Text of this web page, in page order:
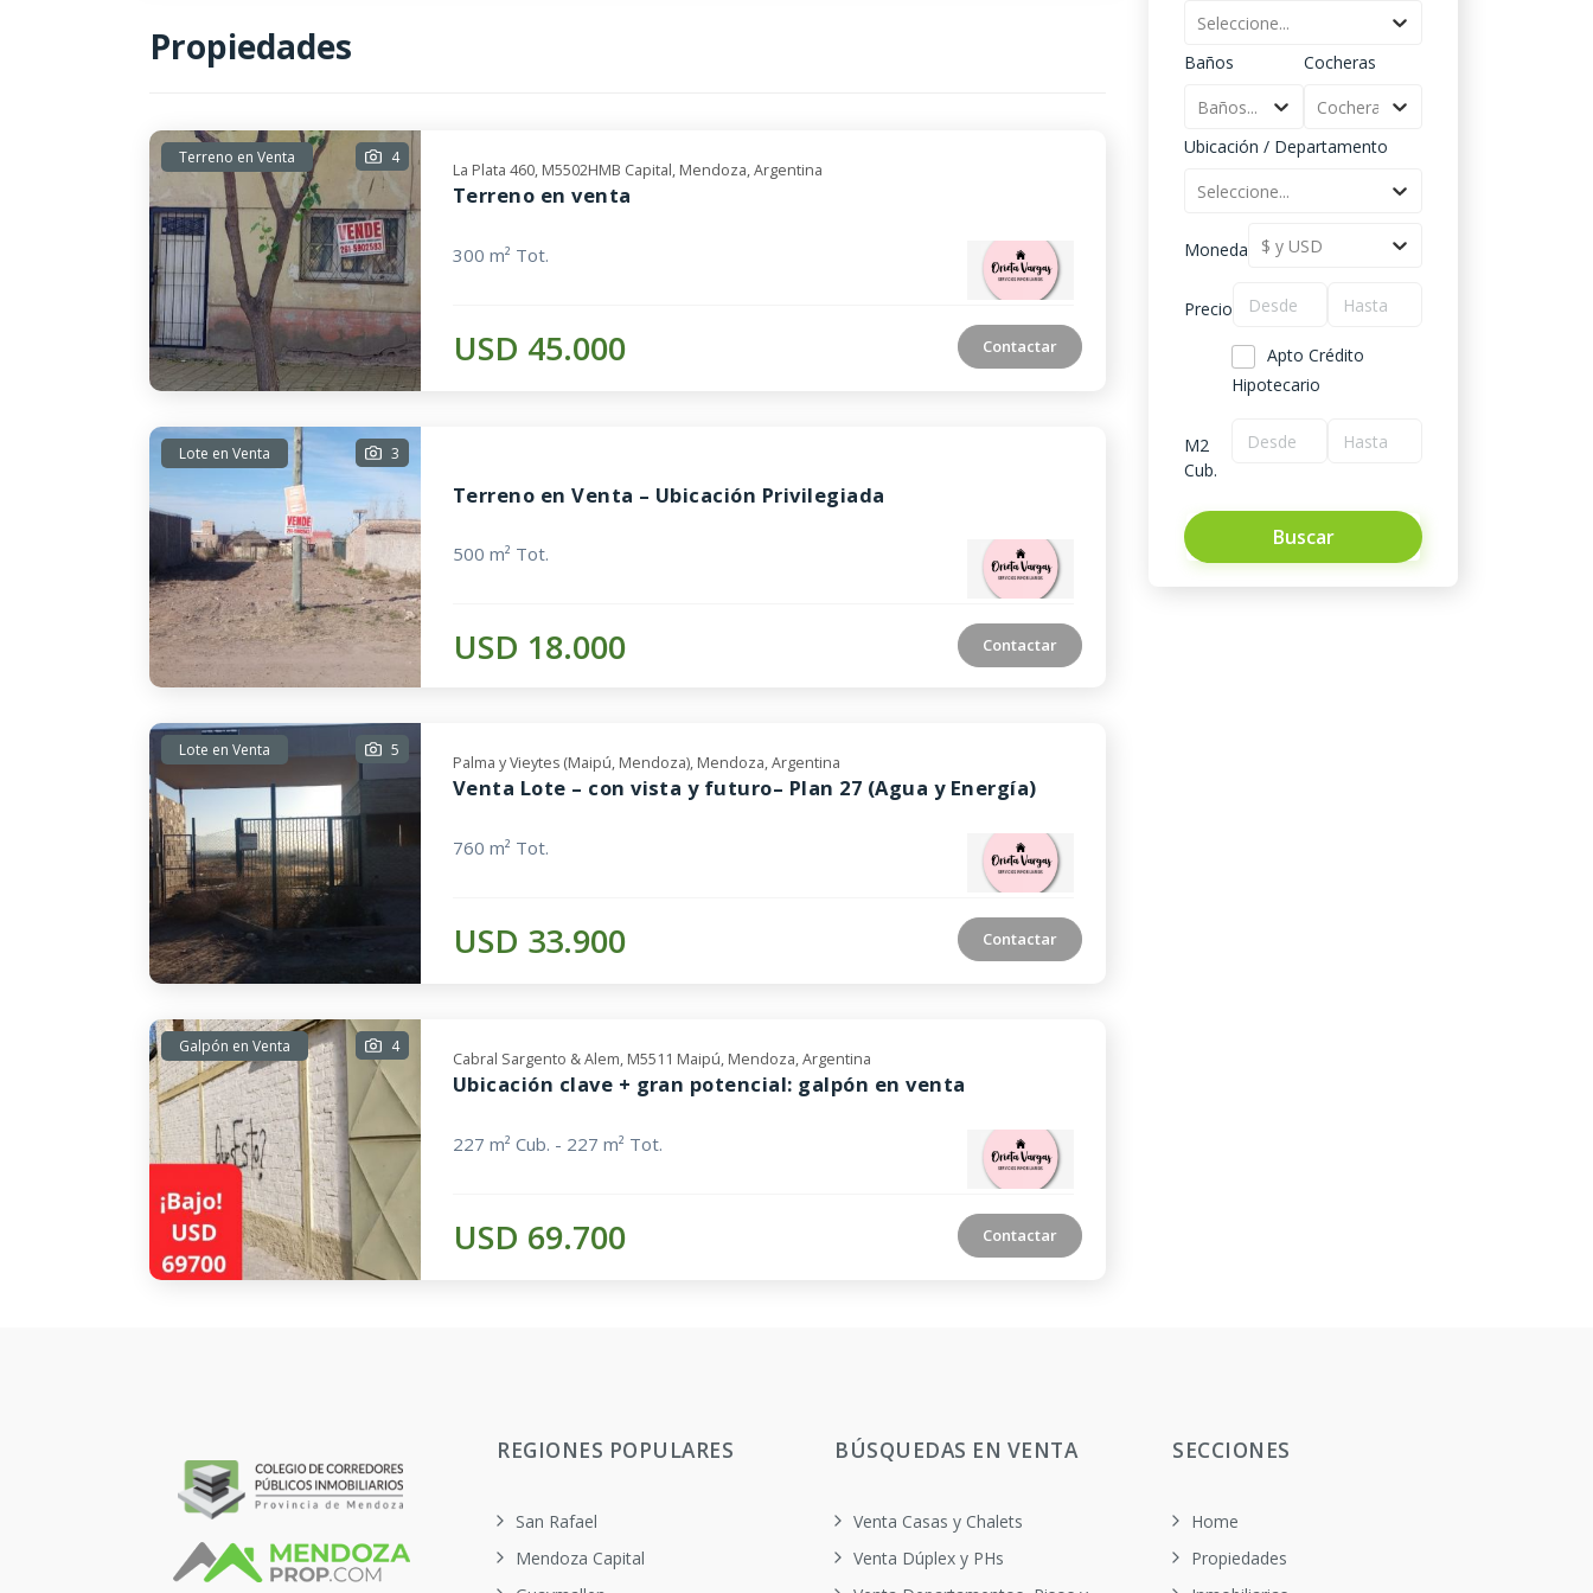
Propiedades
Terreno en Venta 4
La Plata 460, M5502HMB Capital, Mendoza, Argentina
Terreno en venta
300 m² Tot.
USD 45.000 Contactar
Lote en Venta 3
Terreno en Venta – Ubicación Privilegiada
500 m² Tot.
USD 18.000 Contactar
Lote en Venta 5
Palma y Vieytes (Maipú, Mendoza), Mendoza, Argentina
Venta Lote – con vista y futuro– Plan 27 (Agua y Energía)
760 m² Tot.
USD 33.900 Contactar
Galpón en Venta 4
Cabral Sargento & Alem, M5511 Maipú, Mendoza, Argentina
Ubicación clave + gran potencial: galpón en venta
227 m² Cub. - 227 m² Tot.
USD 69.700 Contactar
Seleccione...
Baños
Baños...
Cocheras
Cocheras...
Ubicación / Departamento
Seleccione...
Moneda $ y USD
Precio
Apto Crédito
Hipotecario
M2
Cub.
Buscar
REGIONES POPULARES
San Rafael
Mendoza Capital
BÚSQUEDAS EN VENTA
Venta Casas y Chalets
Venta Dúplex y PHs
SECCIONES
Home
Propiedades